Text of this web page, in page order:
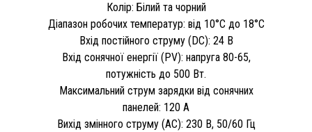
Колір: Білий та чорний
Діапазон робочих температур: від 10°C до 18°C
Вхід постійного струму (DC): 24 В
Вхід сонячної енергії (PV): напруга 80-65,
потужність до 500 Вт.
Максимальний струм зарядки від сонячних
панелей: 120 А
Вихід змінного струму (AC): 230 В, 50/60 Гц